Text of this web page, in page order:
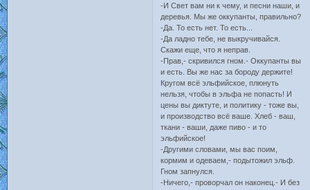
-И Свет вам ни к чему, и песни наши, и
деревья. Мы же оккупанты, правильно?
-Да. То есть нет. То есть...
-Да ладно тебе, не выкручивайся.
Скажи еще, что я неправ.
-Прав,- скривился гном.- Оккупанты вы
и есть. Вы же нас за бороду держите!
Кругом всё эльфийское, плюнуть
нельзя, чтобы в эльфа не попасть! И
цены вы диктуте, и политику - тоже вы,
и производство всё ваше. Хлеб - ваш,
ткани - ваши, даже пиво - и то
эльфийское!
-Другими словами, мы вас поим,
кормим и одеваем,- подытожил эльф.
Гном запнулся.
-Ничего,- проворчал он наконец.- И без